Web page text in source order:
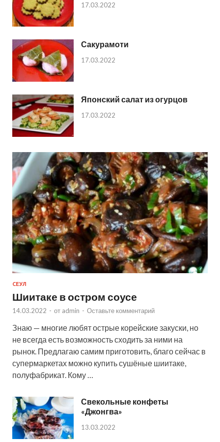
17.03.2022
Сакурамоти
17.03.2022
Японский салат из огурцов
17.03.2022
СЕУЛ
Шиитаке в остром соусе
14.03.2022 - от admin - Оставьте комментарий
Знаю — многие любят острые корейские закуски, но
не всегда есть возможность сходить за ними на
рынок. Предлагаю самим приготовить, благо сейчас в
супермаркетах можно купить сушёные шиитаке,
полуфабрикат. Кому …
Свекольные конфеты
«Джонгва»
13.03.2022